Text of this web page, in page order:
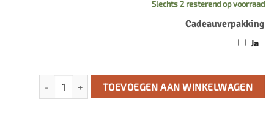
Slechts 2 resterend op voorraad
Cadeauverpakking
Ja
schaakstukken aantalTOEVOEGEN AAN WINKELWAGEN